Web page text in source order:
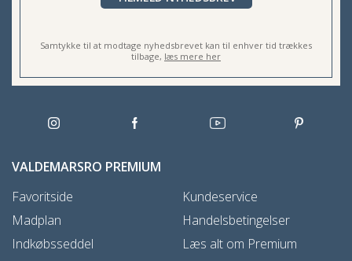
Samtykke til at modtage nyhedsbrevet kan til enhver tid trækkes
tilbage, læs mere her
VALDEMARSRO PREMIUM
Favoritside
Madplan
Indkøbsseddel
Kundeservice
Handelsbetingelser
Læs alt om Premium